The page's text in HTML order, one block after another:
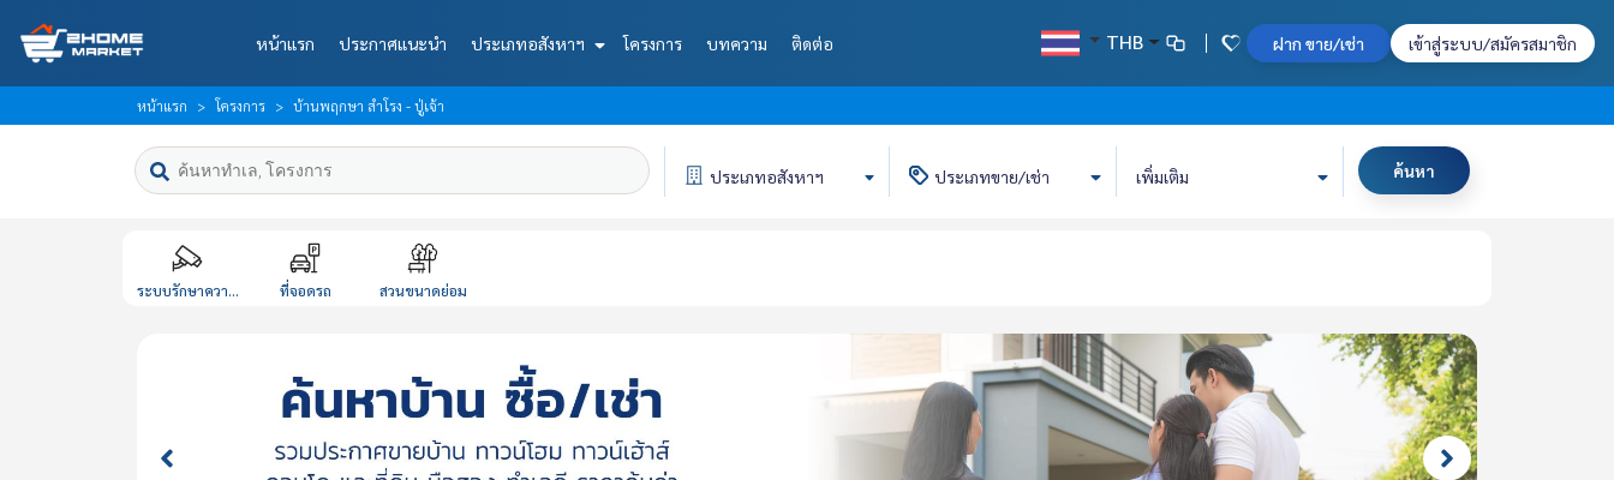
หน้าแรก ประกาศแนะนำ ประเภทอสังหาฯ โครงการ บทความ ติดต่อ THB ฝาก ขาย/เช่า เข้าสู่ระบบ/สมัครสมาชิก
หน้าแรก โครงการ บ้านพฤกษา สำโรง - ปู่เจ้า
ประเภทอสังหาฯ ประเภทขาย/เช่า เพิ่มเติม ค้นหา
ระบบรักษาควา... ที่จอดรถ สวนขนาดย่อม